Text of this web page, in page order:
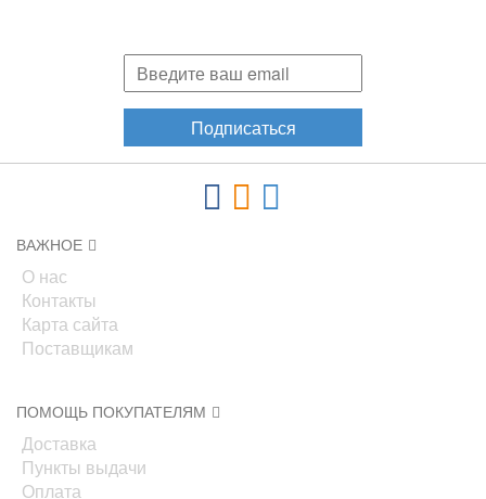
Подписаться
ВАЖНОЕ
О нас
Контакты
Карта сайта
Поставщикам
ПОМОЩЬ ПОКУПАТЕЛЯМ
Доставка
Пункты выдачи
Оплата